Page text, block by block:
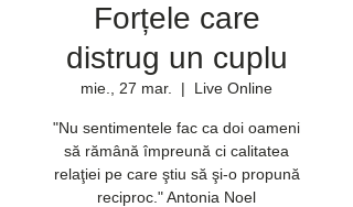
Forțele care
distrug un cuplu
mie., 27 mar.
  |
Live Online
"Nu sentimentele fac ca doi oameni
să rămână împreună ci calitatea
relaţiei pe care ştiu să şi-o propună
reciproc." Antonia Noel